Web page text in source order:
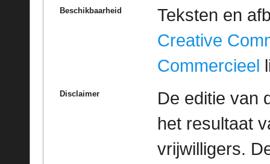
Beschikbaarheid
Teksten en
Creative
Commercieel
Disclaimer
De editie van
het resultaat
vrijwilligers.